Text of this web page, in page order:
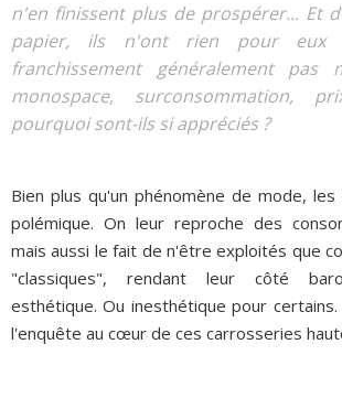
n'en finissent plus de prospérer... Et
papier, ils n'ont rien pour eux
franchissement généralement pas
monospace, surconsommation,
pourquoi sont-ils si appréciés ?
Bien plus qu'un phénomène de mode,
polémique. On leur reproche des
mais aussi le fait de n'être exploités que
"classiques", rendant leur côté
esthétique. Ou inesthétique pour
l'enquête au cœur de ces carrosseries